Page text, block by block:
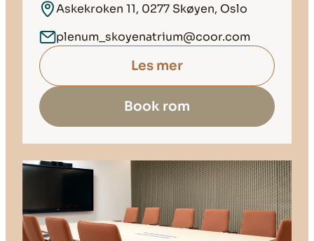
Askekroken 11, 0277 Skøyen, Oslo
plenum_skoyenatrium@coor.com
Les mer
Book rom